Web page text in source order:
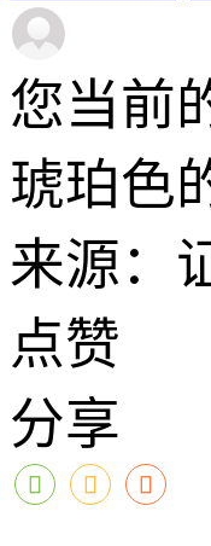
您当前
琥珀色
来源：
点赞
分享